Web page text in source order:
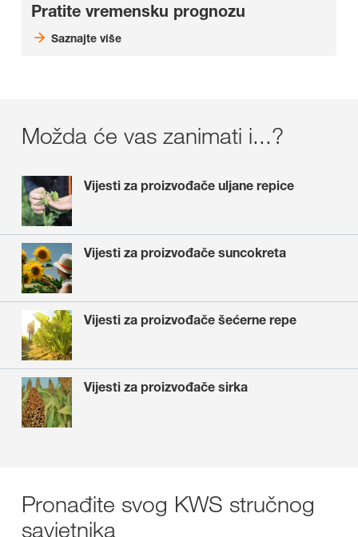
Pratite vremensku prognozu
Saznajte više
Možda će vas zanimati i...?
Vijesti za proizvođače uljane repice
Vijesti za proizvođače suncokreta
Vijesti za proizvođače šećerne repe
Vijesti za proizvođače sirka
Pronađite svog KWS stručnog
savjetnika